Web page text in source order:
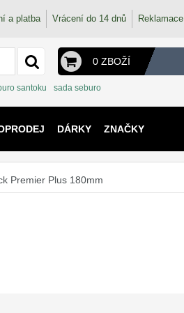
a platba Vrácení do 14 dnů Reklamace
0 ZBOŽÍ
santoku sada seburo
DÁRKY ZNAČKY
Premier Plus 180mm